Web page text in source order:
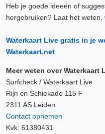
Heb je goede ideeën of
hergebruiken? Laat het weten,
Waterkaart Live gratis in je
Waterkaart.net
Meer weten over Waterkaart
Surfcheck / Waterkaart Live
Rijn en Schiekade 115 F
2311 AS Leiden
Contact opnemen
Kvk: 61380431